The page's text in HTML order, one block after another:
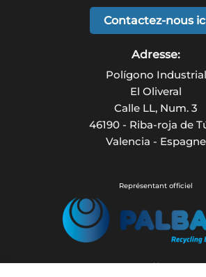
Contactez-nous
Adresse:
Polígono Industrial
El Oliveral
Calle LL, Num. 3
46190 - Riba-roja de
Valencia - Espagne
Représentant officiel
Associé avec: